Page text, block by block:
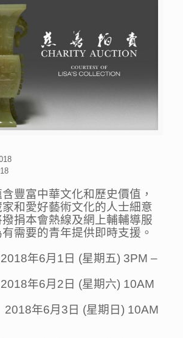
豐富中華文化和歷史價值，
和愛好藝術文化的人士細意
捐本會熱線及網上輔輔導服
需要的青年提供即時支援。
2018年6月 1 日 (星期五) 3PM –
2018年6月 2 日 (星期六) 10AM
2018年6月 3 日 (星期日) 10AM